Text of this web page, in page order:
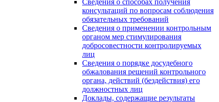
Сведения о способах получения
консультаций по вопросам соблюдения
обязательных требований
Сведения о применении контрольным
органом мер стимулирования
добросовестности контролируемых
лиц
Сведения о порядке досудебного
обжалования решений контрольного
органа, действий (бездействия) его
должностных лиц
Доклады, содержащие результаты